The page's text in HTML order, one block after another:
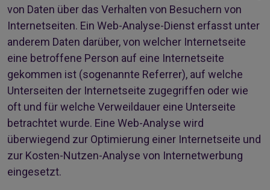
von Daten über das Verhalten von Besuchern von
Internetseiten. Ein Web-Analyse-Dienst erfasst unter
anderem Daten darüber, von welcher Internetseite
eine betroffene Person auf eine Internetseite
gekommen ist (sogenannte Referrer), auf welche
Unterseiten der Internetseite zugegriffen oder wie
oft und für welche Verweildauer eine Unterseite
betrachtet wurde. Eine Web-Analyse wird
überwiegend zur Optimierung einer Internetseite und
zur Kosten-Nutzen-Analyse von Internetwerbung
eingesetzt.